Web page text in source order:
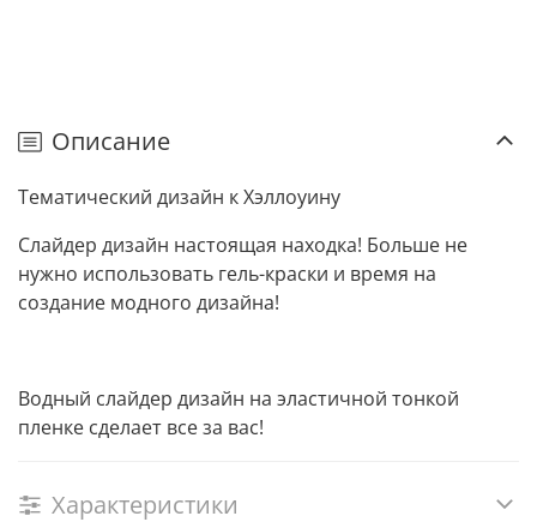
Описание
Тематический дизайн к Хэллоуину
Слайдер дизайн настоящая находка! Больше не
нужно использовать гель-краски и время на
создание модного дизайна!
Водный слайдер дизайн на эластичной тонкой
пленке сделает все за вас!
Характеристики